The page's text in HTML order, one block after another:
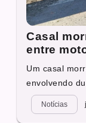
Casal
entre
Um casal
envolvendo
Notícias